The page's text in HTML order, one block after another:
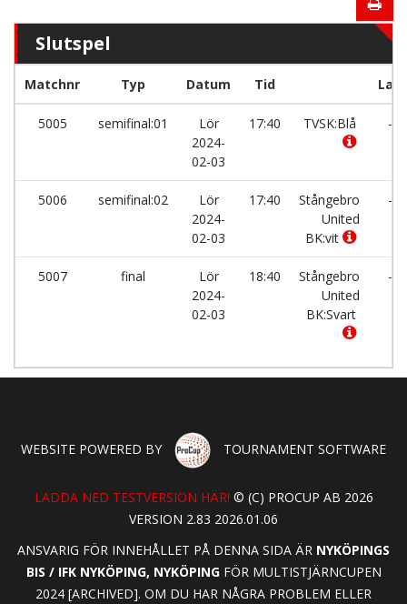
Slutspel
Matchnr Typ Datum Tid Lag
5005 semifinal:01
Lör
2024-
02-03
17:40 TVSK:Blå -
5006 semifinal:02
Lör
2024-
02-03
17:40
Stångebro
United
BK:vit
-
5007 final
Lör
2024-
02-03
18:40
Stångebro
United
BK:Svart
-
WEBSITE POWERED BY TOURNAMENT SOFTWARE
LADDA NED TESTVERSION HÄR! © (C) PROCUP AB 2026
VERSION 2.83 2026.01.06
ANSVARIG FÖR INNEHÅLLET PÅ DENNA SIDA ÄR NYKÖPINGS
BIS / IFK NYKÖPING, NYKÖPINGFÖR MULTISTJÄRNCUPEN
2024 [ARCHIVED]. OM DU HAR NÅGRA PROBLEM ELLER